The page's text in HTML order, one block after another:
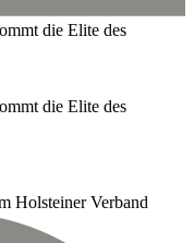
die Elite des
die Elite des
Holsteiner Verband